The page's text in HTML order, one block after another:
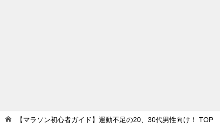
【マラソン初心者ガイド】運動不足の20、30代男性向け！ TOP